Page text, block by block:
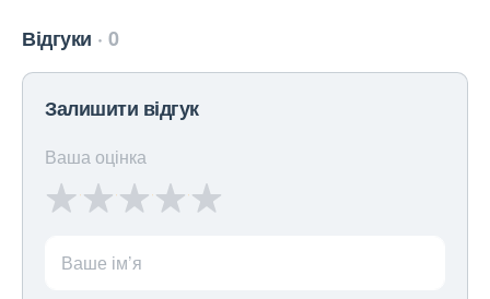
Відгуки 0
Залишити відгук
Ваша оцінка
Ваше ім’я